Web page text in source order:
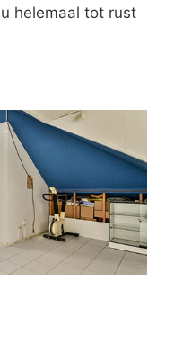
helemaal tot rust